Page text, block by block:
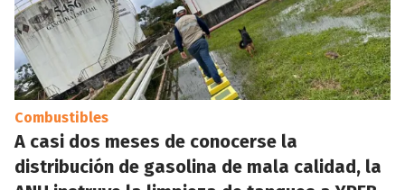
Combustibles
A casi dos meses de conocerse la
distribución de gasolina de mala calidad, la